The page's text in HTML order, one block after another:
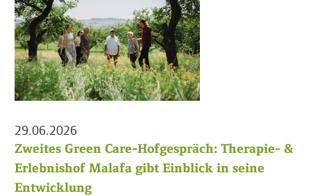
29.06.2026
Zweites Green Care-Hofgespräch: Therapie- &
Erlebnishof Malafa gibt Einblick in seine
Entwicklung